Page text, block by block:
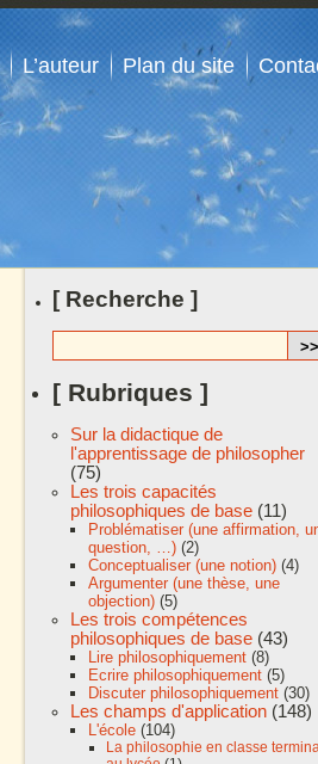
[ Recherche ]
L’auteur Plan du site
[ Rubriques ]
Sur la didactique de
l'apprentissage de philosopher
(75)
Les trois capacités
philosophiques de base (11)
Problématiser (une affirmation,
question, …) (2)
Conceptualiser (une notion) (4)
Argumenter (une thèse, une
objection) (5)
Les trois compétences
philosophiques de base (43)
Lire philosophiquement (8)
Ecrire philosophiquement (5)
Discuter philosophiquement (30)
Les champs d'application (148)
L'école (104)
La philosophie en classe